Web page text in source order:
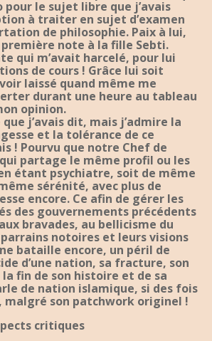
pour le sujet libre que j’avais
à traiter en sujet d’examen
de philosophie. Paix à lui,
note à la fille Sebti.
qui m’avait harcelé, pour lui
de cours ! Grâce lui soit
laissé quand même me
durant une heure au tableau
opinion.
que j’avais dit, mais j’admire la
et la tolérance de ce
! Pourvu que notre Chef de
partage le même profil ou les
étant psychiatre, soit de même
sérénité, avec plus de
encore. Ce afin de gérer les
des gouvernements précédents
bravades, au bellicisme du
notoires et leurs visions
bataille encore, un péril de
d’une nation, sa fracture, son
fin de son histoire et de sa
de nation islamique, si des fois
son patchwork originel !
critiques